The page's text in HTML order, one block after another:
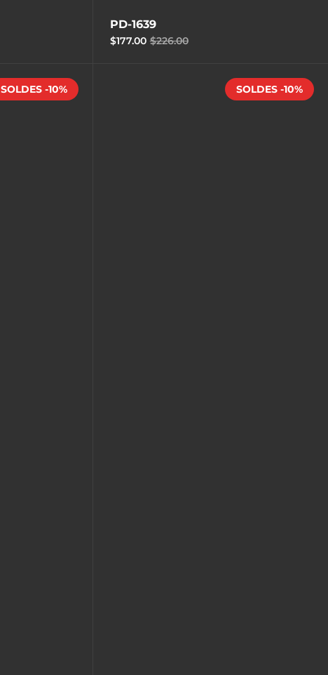
PD-1639
$177.00 $226.00
SOLDES -10% SOLDES -10%